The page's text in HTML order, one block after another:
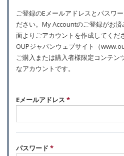
マ
リ
ー
タ
ブ
ご登録のEメールアドレスとパスワ
ださい。My Accountのご登録がお
面よりごアカウントを作成してくだ
OUPジャパンウェブサイト（
ご購入または購入者様限定コンテン
なアカウントです。
Eメールアドレス *
パスワード *